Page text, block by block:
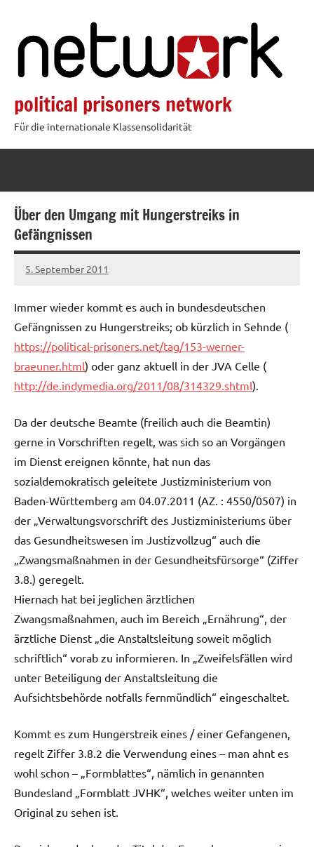
springen
political prisoners network
Für die internationale Klassensolidarität
Über den Umgang mit Hungerstreiks in
Gefängnissen
5. September 2011
admin
Immer wieder kommt es auch in bundesdeutschen
Gefängnissen zu Hungerstreiks; ob kürzlich in Sehnde (
https://political-prisoners.net/tag/153-werner-
braeuner.html) oder ganz aktuell in der JVA Celle (
http://de.indymedia.org/2011/08/314329.shtml).
Da der deutsche Beamte (freilich auch die Beamtin)
gerne in Vorschriften regelt, was sich so an Vorgängen
im Dienst ereignen könnte, hat nun das
sozialdemokratisch geleitete Justizministerium von
Baden-Württemberg am 04.07.2011 (AZ. : 4550/0507) in
der „Verwaltungsvorschrift des Justizministeriums über
das Gesundheitswesen im Justizvollzug“ auch die
„Zwangsmaßnahmen in der Gesundheitsfürsorge“ (Ziffer
3.8.) geregelt.
Hiernach hat bei jeglichen ärztlichen
Zwangsmaßnahmen, auch im Bereich „Ernährung“, der
ärztliche Dienst „die Anstaltsleitung soweit möglich
schriftlich“ vorab zu informieren. In „Zweifelsfällen wird
unter Beteiligung der Anstaltsleitung die
Aufsichtsbehörde notfalls fernmündlich“ eingeschaltet.
Kommt es zum Hungerstreik eines / einer Gefangenen,
regelt Ziffer 3.8.2 die Verwendung eines – man ahnt es
wohl schon – „Formblattes“, nämlich in genannten
Bundesland „Formblatt JVHK“, welches weiter unten im
Original zu sehen ist.